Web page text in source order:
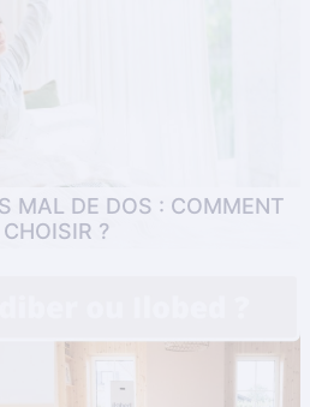
important de matelas universel.
qualités . . .
MAL DE DOS : COMMENT
CHOISIR ?
seront concernés au moins une
le mal de dos. En 2020, la